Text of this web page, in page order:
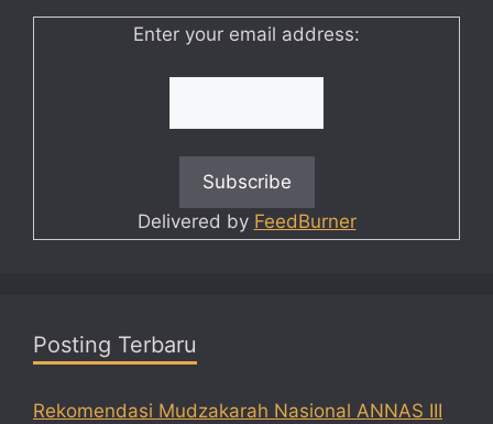
Enter your email address:
Delivered by FeedBurner
Posting Terbaru
Rekomendasi Mudzakarah Nasional ANNAS III